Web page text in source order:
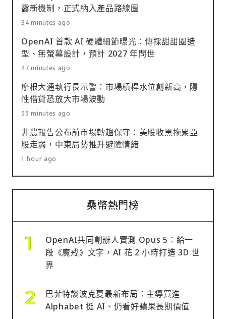
露新機制，正式納入產品路線圖
34 minutes ago
OpenAI 首款 AI 硬體細節曝光：傳採甜甜圈造
型、無螢幕設計，預計 2027 年問世
47 minutes ago
摩根大通執行長示警：市場槓桿水位創新高，隱
性借貸恐放大市場波動
55 minutes ago
非農報告公布前市場轉趨保守：美股收黑拖累亞
股走弱，中東局勢推升避險情緒
1 hour ago
桑幣熱門榜
OpenAI共同創辦人實測 Opus 5：給一
段《魔戒》文字，AI 花 2 小時打造 3D 世
界
巴菲特談波克夏最新布局：主導買進
Alphabet 挺 AI、仍看好蘋果長期價值